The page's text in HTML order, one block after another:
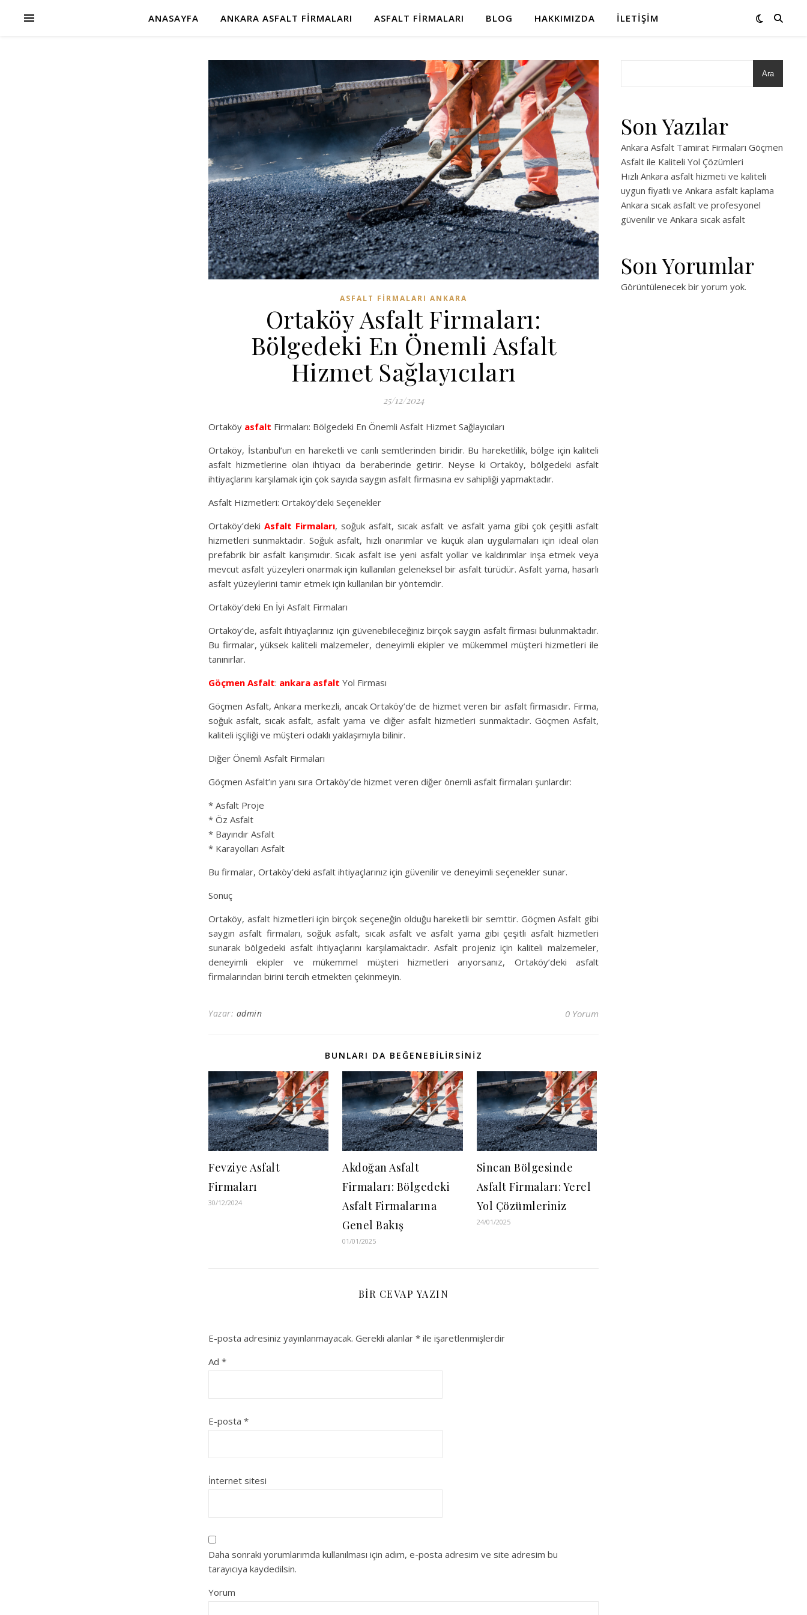
ANASAYFA ANKARA ASFALT FIRMALARI ASFALT FIRMALARI BLOG HAKKIMIZDA İLETIŞIM
ASFALT FIRMALARI ANKARA
Ortaköy Asfalt Firmaları:
Bölgedeki En Önemli Asfalt
Hizmet Sağlayıcıları
25/12/2024
Ortaköy asfalt Firmaları: Bölgedeki En Önemli Asfalt Hizmet Sağlayıcıları
Ortaköy, İstanbul’un en hareketli ve canlı semtlerinden biridir. Bu hareketlilik, bölge için kaliteli
asfalt hizmetlerine olan ihtiyacı da beraberinde getirir. Neyse ki Ortaköy, bölgedeki asfalt
ihtiyaçlarını karşılamak için çok sayıda saygın asfalt firmasına ev sahipliği yapmaktadır.
Asfalt Hizmetleri: Ortaköy’deki Seçenekler
Ortaköy’dekiAsfalt Firmaları, soğuk asfalt, sıcak asfalt ve asfalt yama gibi çok çeşitli asfalt
hizmetleri sunmaktadır. Soğuk asfalt, hızlı onarımlar ve küçük alan uygulamaları için ideal olan
prefabrik bir asfalt karışımıdır. Sıcak asfalt ise yeni asfalt yollar ve kaldırımlar inşa etmek veya
mevcut asfalt yüzeyleri onarmak için kullanılan geleneksel bir asfalt türüdür. Asfalt yama, hasarlı
asfalt yüzeylerini tamir etmek için kullanılan bir yöntemdir.
Ortaköy’deki En İyi Asfalt Firmaları
Ortaköy’de, asfalt ihtiyaçlarınız için güvenebileceğiniz birçok saygın asfalt firması bulunmaktadır.
Bu firmalar, yüksek kaliteli malzemeler, deneyimli ekipler ve mükemmel müşteri hizmetleri ile
tanınırlar.
Göçmen Asfalt: ankara asfalt Yol Firması
Göçmen Asfalt, Ankara merkezli, ancak Ortaköy’de de hizmet veren bir asfalt firmasıdır. Firma,
soğuk asfalt, sıcak asfalt, asfalt yama ve diğer asfalt hizmetleri sunmaktadır. Göçmen Asfalt,
kaliteli işçiliği ve müşteri odaklı yaklaşımıyla bilinir.
Diğer Önemli Asfalt Firmaları
Göçmen Asfalt’ın yanı sıra Ortaköy’de hizmet veren diğer önemli asfalt firmaları şunlardır:
* Asfalt Proje
* Öz Asfalt
* Bayındır Asfalt
* Karayolları Asfalt
Bu firmalar, Ortaköy’deki asfalt ihtiyaçlarınız için güvenilir ve deneyimli seçenekler sunar.
Sonuç
Ortaköy, asfalt hizmetleri için birçok seçeneğin olduğu hareketli bir semttir. Göçmen Asfalt gibi
saygın asfalt firmaları, soğuk asfalt, sıcak asfalt ve asfalt yama gibi çeşitli asfalt hizmetleri
sunarak bölgedeki asfalt ihtiyaçlarını karşılamaktadır. Asfalt projeniz için kaliteli malzemeler,
deneyimli ekipler ve mükemmel müşteri hizmetleri arıyorsanız, Ortaköy’deki asfalt
firmalarından birini tercih etmekten çekinmeyin.
Yazar: admin 0 Yorum
BUNLARI DA BEĞENEBILIRSINIZ
Fevziye Asfalt
Firmaları
30/12/2024
Akdoğan Asfalt
Firmaları: Bölgedeki
Asfalt Firmalarına
Genel Bakış
01/01/2025
Sincan Bölgesinde
Asfalt Firmaları: Yerel
Yol Çözümleriniz
24/01/2025
BIR CEVAP YAZIN
E-posta adresiniz yayınlanmayacak. Gerekli alanlar * ile işaretlenmişlerdir
Ad *
E-posta *
İnternet sitesi
Daha sonraki yorumlarımda kullanılması için adım, e-posta adresim ve site adresim bu
tarayıcıya kaydedilsin.
Yorum
Ara
Son Yazılar
Ankara Asfalt Tamirat Firmaları Göçmen
Asfalt ile Kaliteli Yol Çözümleri
Hızlı Ankara asfalt hizmeti ve kaliteli
uygun fiyatlı ve Ankara asfalt kaplama
Ankara sıcak asfalt ve profesyonel
güvenilir ve Ankara sıcak asfalt
Son Yorumlar
Görüntülenecek bir yorum yok.